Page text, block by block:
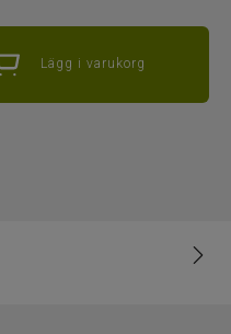
Lägg i varukorg